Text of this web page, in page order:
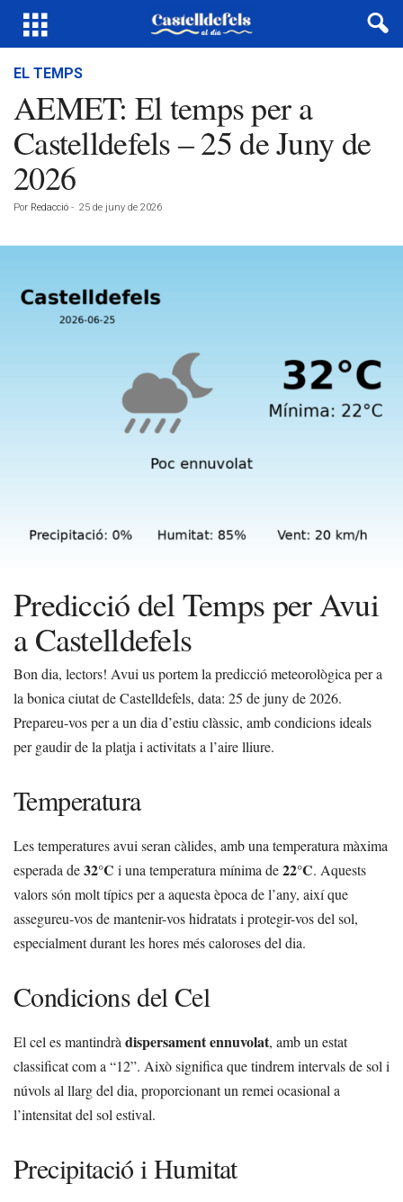
EL TEMPS
AEMET: El temps per a
Castelldefels – 25 de Juny de
2026
Por Redacció - 25 de juny de 2026
Predicció del Temps per Avui
a Castelldefels
Bon dia, lectors! Avui us portem la predicció meteorològica per a
la bonica ciutat de Castelldefels, data: 25 de juny de 2026.
Prepareu-vos per a un dia d’estiu clàssic, amb condicions ideals
per gaudir de la platja i activitats a l’aire lliure.
Temperatura
Les temperatures avui seran càlides, amb una temperatura màxima
esperada de32°C i una temperatura mínima de22°C. Aquests
valors són molt típics per a aquesta època de l’any, així que
assegureu-vos de mantenir-vos hidratats i protegir-vos del sol,
especialment durant les hores més caloroses del dia.
Condicions del Cel
El cel es mantindràdispersament ennuvolat, amb un estat
classificat com a “12”. Això significa que tindrem intervals de sol i
núvols al llarg del dia, proporcionant un remei ocasional a
l’intensitat del sol estival.
Precipitació i Humitat